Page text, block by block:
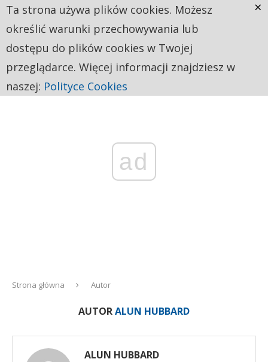
ad
Strona główna Autor
AUTORALUN HUBBARD
ALUN HUBBARD
Ta strona używa plików cookies. Możesz
określić warunki przechowywania lub
dostępu do plików cookies w Twojej
przeglądarce. Więcej informacji znajdziesz w
naszej: Polityce Cookies
×